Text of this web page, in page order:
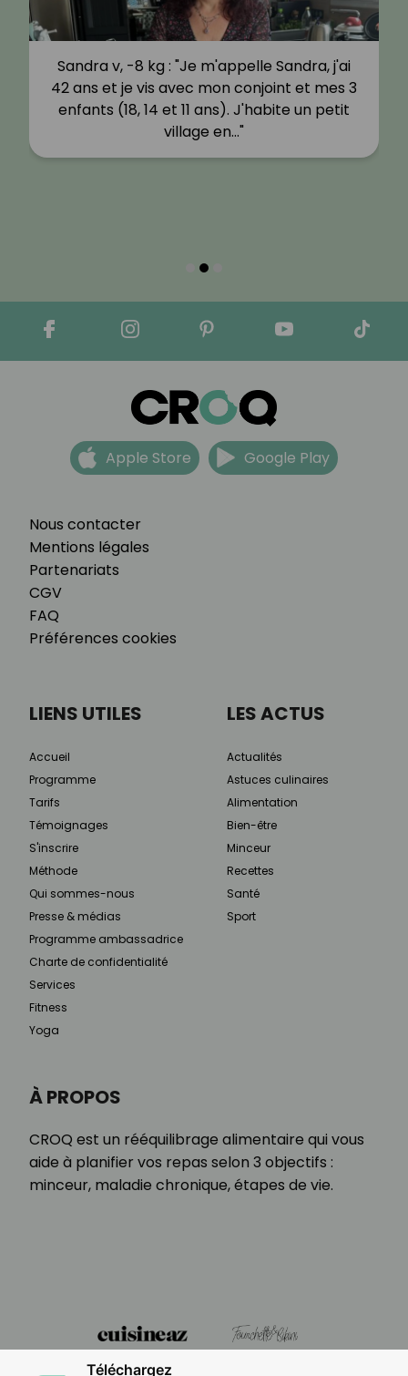
Sandra v, -8 kg : "Je m'appelle Sandra, j'ai
42 ans et je vis avec mon conjoint et mes 3
enfants (18, 14 et 11 ans). J'habite un petit
village en…"
Nous contacter
Mentions légales
Partenariats
CGV
FAQ
Préférences cookies
Apple Store Google Play
À PROPOS
CROQ est un rééquilibrage alimentaire qui vous
aide à planifier vos repas selon 3 objectifs :
minceur, maladie chronique, étapes de vie.
LIENS UTILES
Accueil
Programme
Tarifs
Témoignages
S'inscrire
Méthode
Qui sommes-nous
Presse & médias
Programme ambassadrice
Charte de confidentialité
Services
Fitness
Yoga
LES ACTUS
Actualités
Astuces culinaires
Alimentation
Bien-être
Minceur
Recettes
Santé
Sport
Téléchargez